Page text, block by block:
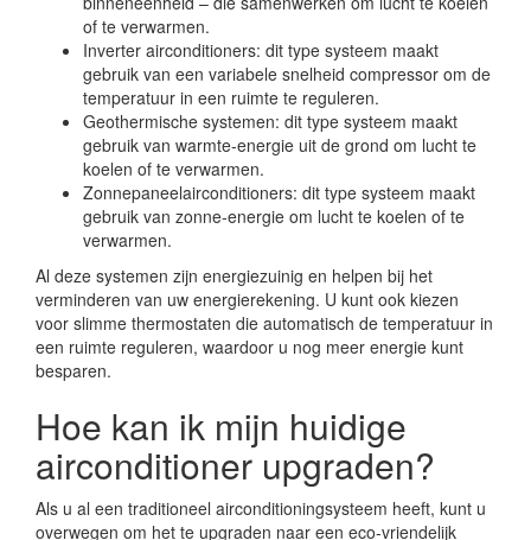
of te verwarmen.
Inverter airconditioners: dit type systeem maakt
gebruik van een variabele snelheid compressor om de
temperatuur in een ruimte te reguleren.
Geothermische systemen: dit type systeem maakt
gebruik van warmte-energie uit de grond om lucht te
koelen of te verwarmen.
Zonnepaneelairconditioners: dit type systeem maakt
gebruik van zonne-energie om lucht te koelen of te
verwarmen.
Al deze systemen zijn energiezuinig en helpen bij het
verminderen van uw energierekening. U kunt ook kiezen
voor slimme thermostaten die automatisch de temperatuur in
een ruimte reguleren, waardoor u nog meer energie kunt
besparen.
Hoe kan ik mijn huidige
airconditioner upgraden?
Als u al een traditioneel airconditioningsysteem heeft, kunt u
overwegen om het te upgraden naar een eco-vriendelijk